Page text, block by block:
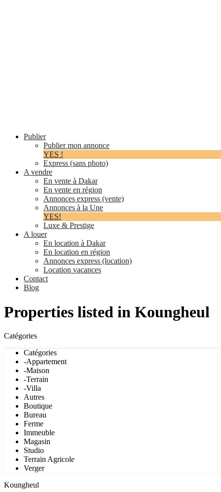
Publier
Publier mon annonce
YES !
Express (sans photo)
A vendre
En vente à Dakar
En vente en région
Annonces express (vente)
Annonces à la Une
YES!
Luxe & Prestige
A louer
En location à Dakar
En location en région
Annonces express (location)
Location vacances
Contact
Blog
Properties listed in Koungheul
Catégories
Catégories
-Appartement
-Maison
-Terrain
-Villa
Autres
Boutique
Bureau
Ferme
Immeuble
Magasin
Studio
Terrain Agricole
Verger
Koungheul